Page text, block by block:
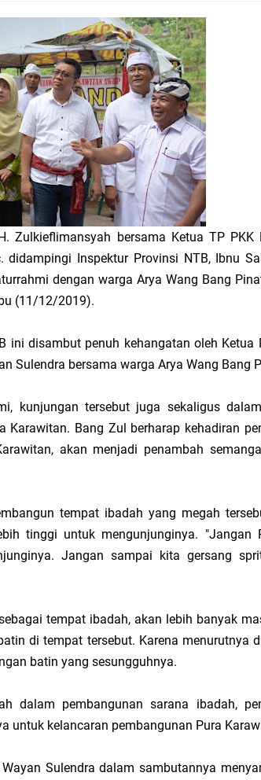
Batu Pertama Balai Kemitraan Polri dan Masyarakat
Pengamanan MotoGP 2026
Peraih Juara III Badminton Kapolri Cup 2026
Cegah Gangguan Kamtibmas Lewat Patroli
Prosesi Ngaben di Cilinaya
Relawan Evakuasi Wisatawan Berikan HT
Polsek Mataram Bagikan Bendera Merah Putih
Kegiatan Polmas di Kelurahan Taman Sari Ampenan
III Bulutangkis Kapolri Cup 2026
NTB Gelar Program Polmas di Kelurahan Taman
Pemusnahan BB Narkotika dan Pil Exstasi
Patroli Sisir Wilayah Cakranegara
Sidak Dan Tes Urine Bagi WBP Lapas Selong
Timur Ringkus Pelaku Curanmor Bersana BB
Zulkieflimansyah bersama Ketua TP PKK
didampingi Inspektur Provinsi NTB, Ibnu
dengan warga Arya Wang Bang
(11/12/2019).
ini disambut penuh kehangatan oleh Ketua
Sulendra bersama warga Arya Wang Bang
kunjungan tersebut juga sekaligus
Karawitan. Bang Zul berharap kehadiran
akan menjadi penambah
tempat ibadah yang megah
tinggi untuk mengunjunginya. "Jangan
Jangan sampai kita gersang
tempat ibadah, akan lebih banyak
di tempat tersebut. Karena menurutnya
batin yang sesungguhnya.
dalam pembangunan sarana ibadah,
untuk kelancaran pembangunan Pura
Sulendra dalam sambutannya